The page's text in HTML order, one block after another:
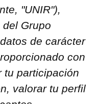
"UNIR"),
Grupo
de carácter
con
tu participación
valorar tu perfil